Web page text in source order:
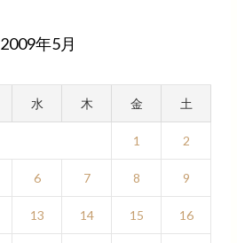
2009年5月
水 木 金 土
1 2
6 7 8 9
13 14 15 16